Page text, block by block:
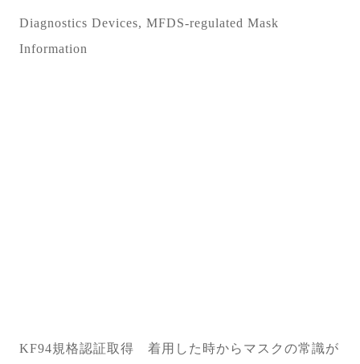
Diagnostics Devices, MFDS-regulated Mask
Information
KF94規格認証取得 着用した時からマスクの常識が